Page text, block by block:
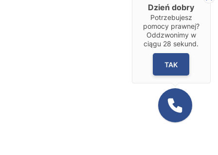
Dzień dobry
Potrzebujesz
pomocy prawnej?
Oddzwonimy w
ciągu 28 sekund.
TAK